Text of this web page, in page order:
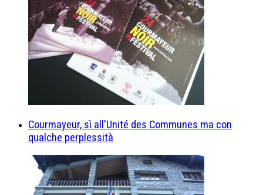
Courmayeur, sì all'Unité des Communes ma con
qualche perplessità